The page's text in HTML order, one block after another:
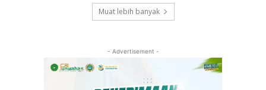
Muat lebih banyak
- Advertisement -